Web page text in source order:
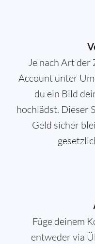
Je nach Art der
Account unter
du ein Bild
hochlädst. Dieser
Geld sicher
Füge deinem
entweder via